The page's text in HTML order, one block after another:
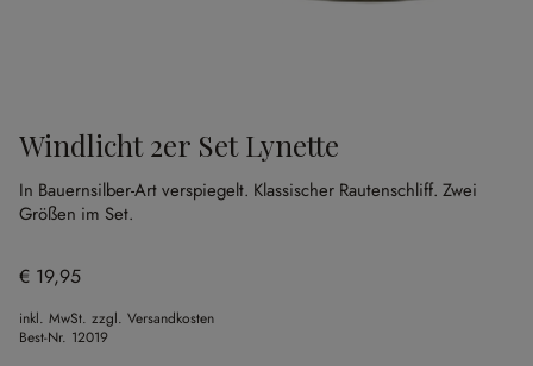
Windlicht 2er Set Lynette
In Bauernsilber-Art verspiegelt. Klassischer Rautenschliff. Zwei
Größen im Set.
€ 19,95
inkl. MwSt. zzgl. Versandkosten
Best-Nr. 12019